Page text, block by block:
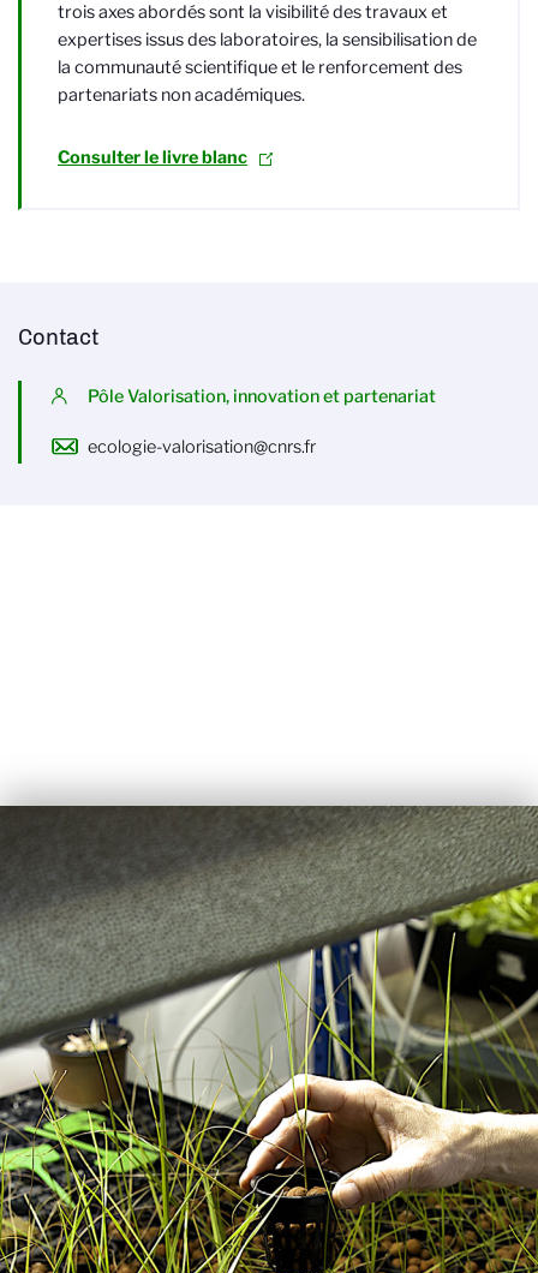
trois axes abordés sont la visibilité des travaux et
expertises issus des laboratoires, la sensibilisation de
la communauté scientifique et le renforcement des
partenariats non académiques.
Consulter le livre blanc
Contact
Pôle Valorisation, innovation et partenariat
ecologie-valorisation@cnrs.fr